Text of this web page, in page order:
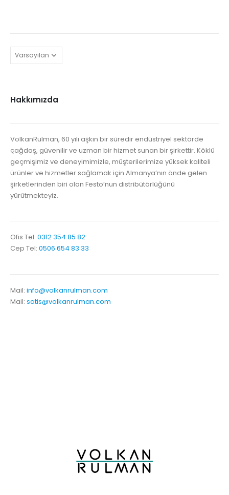
Hakkımızda
VolkanRulman, 60 yılı aşkın bir süredir endüstriyel sektörde
çağdaş, güvenilir ve uzman bir hizmet sunan bir şirkettir. Köklü
geçmişimiz ve deneyimimizle, müşterilerimize yüksek kaliteli
ürünler ve hizmetler sağlamak için Almanya’nın önde gelen
şirketlerinden biri olan Festo’nun distribütörlüğünü
yürütmekteyiz.
Ofis Tel: 0312 354 85 82
Cep Tel: 0506 654 83 33
Mail: info@volkanrulman.com
Mail: satis@volkanrulman.com